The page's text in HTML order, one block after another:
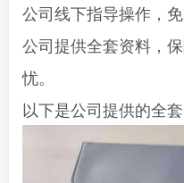
公司线下指导操作，
公司提供全套资料，
忧。
以下是公司提供的全套